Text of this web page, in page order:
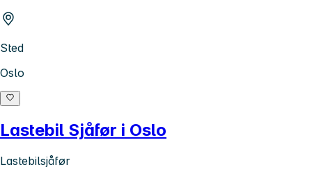
Sted
Oslo
Lastebil Sjåfør i Oslo
Lastebilsjåfør